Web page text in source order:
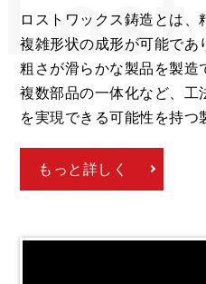
ロストワックス鋳造とは、
複雑形状の成形が可能であ
粗さが滑らかな製品を製造
複数部品の一体化など、工
を実現できる可能性を持つ
もっと詳しく